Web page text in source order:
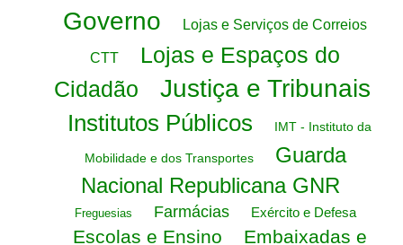
Governo
Lojas e Serviços de Correios
CTT
Lojas e Espaços do
Cidadão
Justiça e Tribunais
Institutos Públicos IMT - Instituto da
Mobilidade e dos Transportes
Guarda
Nacional Republicana GNR
Freguesias Farmácias Exército e Defesa
Escolas e Ensino Embaixadas e